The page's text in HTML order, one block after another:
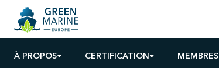
À PROPOS CERTIFICATION MEMBRES